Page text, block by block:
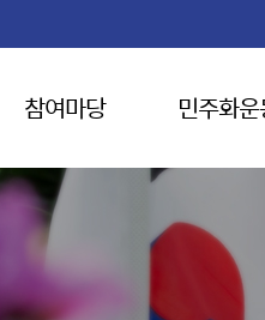
참여마당 민주화